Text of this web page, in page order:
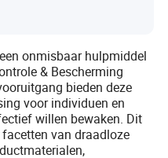
onmisbaar hulpmiddel
& Bescherming
bieden deze
voor individuen en
willen bewaken. Dit
van draadloze